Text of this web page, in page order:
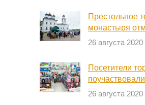
Престольное
монастыря
26 августа 2020
Посетители
26 августа 2020